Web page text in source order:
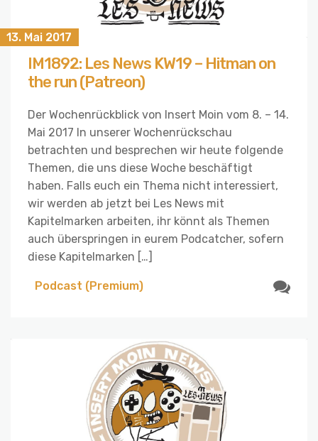
13. Mai 2017
IM1892: Les News KW19 – Hitman on
the run (Patreon)
Der Wochenrückblick von Insert Moin vom 8. – 14.
Mai 2017 In unserer Wochenrückschau
betrachten und besprechen wir heute folgende
Themen, die uns diese Woche beschäftigt
haben. Falls euch ein Thema nicht interessiert,
wir werden ab jetzt bei Les News mit
Kapitelmarken arbeiten, ihr könnt als Themen
auch überspringen in eurem Podcatcher, sofern
diese Kapitelmarken […]
Podcast (Premium)